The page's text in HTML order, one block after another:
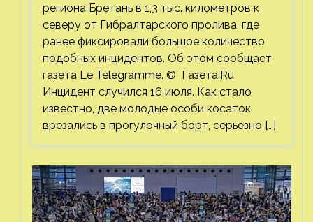
региона Бретань в 1,3 тыс. километров к
северу от Гибралтарского пролива, где
ранее фиксировали большое количество
подобных инцидентов. Об этом сообщает
газета Le Telegramme. © Газета.Ru
Инцидент случился 16 июля. Как стало
известно, две молодые особи косаток
врезались в прогулочный борт, серьезно […]